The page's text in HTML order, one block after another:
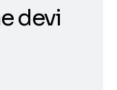
devi